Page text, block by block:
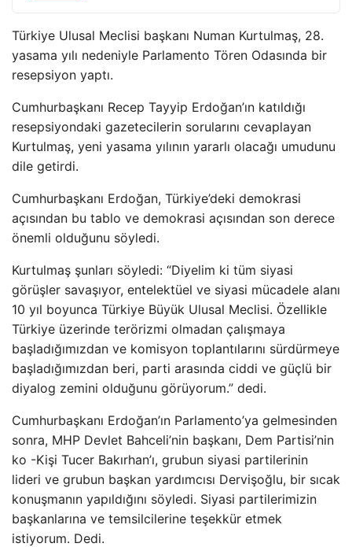
Türkiye Ulusal Meclisi başkanı Numan Kurtulmaş, 28.
yasama yılı nedeniyle Parlamento Tören Odasında bir
resepsiyon yaptı.
Cumhurbaşkanı Recep Tayyip Erdoğan’ın katıldığı
resepsiyondaki gazetecilerin sorularını cevaplayan
Kurtulmaş, yeni yasama yılının yararlı olacağı umudunu
dile getirdi.
Cumhurbaşkanı Erdoğan, Türkiye’deki demokrasi
açısından bu tablo ve demokrasi açısından son derece
önemli olduğunu söyledi.
Kurtulmaş şunları söyledi: “Diyelim ki tüm siyasi
görüşler savaşıyor, entelektüel ve siyasi mücadele alanı
10 yıl boyunca Türkiye Büyük Ulusal Meclisi. Özellikle
Türkiye üzerinde terörizmi olmadan çalışmaya
başladığımızdan ve komisyon toplantılarını sürdürmeye
başladığımızdan beri, parti arasında ciddi ve güçlü bir
diyalog zemini olduğunu görüyorum.” dedi.
Cumhurbaşkanı Erdoğan’ın Parlamento’ya gelmesinden
sonra, MHP Devlet Bahceli’nin başkanı, Dem Partisi’nin
ko -Kişi Tucer Bakırhan’ı, grubun siyasi partilerinin
lideri ve grubun başkan yardımcısı Dervişoğlu, bir sıcak
konuşmanın yapıldığını söyledi. Siyasi partilerimizin
başkanlarına ve temsilcilerine teşekkür etmek
istiyorum. Dedi.